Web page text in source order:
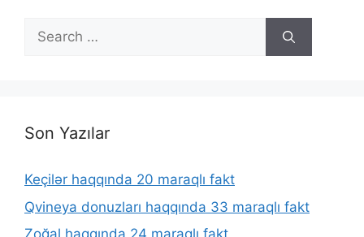
Search
for:
Son Yazılar
Keçilər haqqında 20 maraqlı fakt
Qvineya donuzları haqqında 33 maraqlı fakt